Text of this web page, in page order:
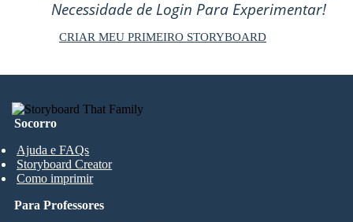
Necessidade de Login Para Experimentar!
CRIAR MEU PRIMEIRO STORYBOARD
Socorro
Ajuda e FAQs
Storyboard Creator
Como imprimir
Para Professores